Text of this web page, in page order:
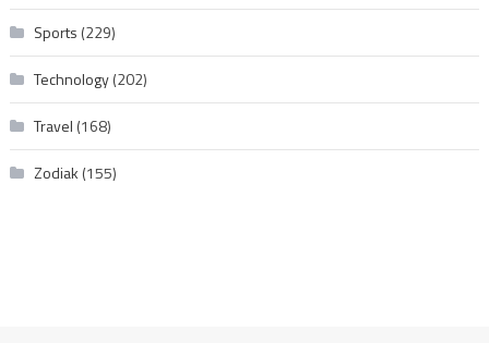
Sports (229)
Technology(202)
Travel (168)
Zodiak (155)